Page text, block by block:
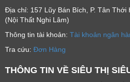
Địa chỉ: 157 Lũy Bán Bích, P. Tân Thới
(Nội Thất Nghi Lâm)
Thông tin tài khoản: Tài khoản ngân
Tra cứu: Đơn Hàng
THÔNG TIN VỀ SIÊU THỊ